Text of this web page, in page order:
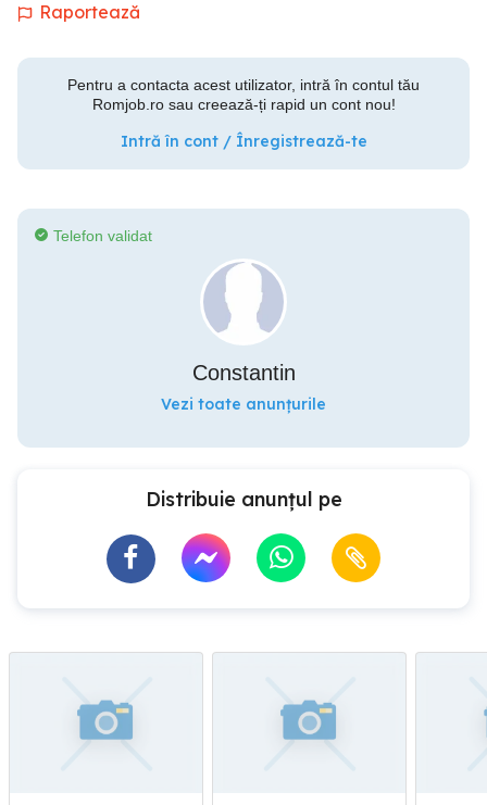
Raportează
Pentru a contacta acest utilizator, intră în contul tău
Romjob.ro sau creează-ți rapid un cont nou!
Intră în cont / Înregistrează-te
Telefon validat
Constantin
Vezi toate anunțurile
Distribuie anunțul pe